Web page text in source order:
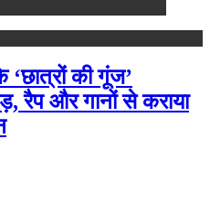
‘छात्रों की गूंज’
रैप और गानों से कराया